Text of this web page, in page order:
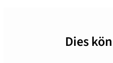
Dies